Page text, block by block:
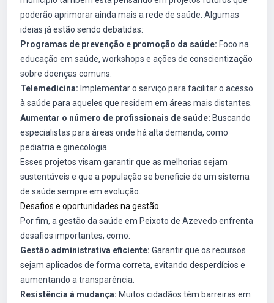
poderão aprimorar ainda mais a rede de saúde. Algumas
ideias já estão sendo debatidas:
Programas de prevenção e promoção da saúde: Foco na
educação em saúde, workshops e ações de conscientização
sobre doenças comuns.
Telemedicina: Implementar o serviço para facilitar o acesso
à saúde para aqueles que residem em áreas mais distantes.
Aumentar o número de profissionais de saúde: Buscando
especialistas para áreas onde há alta demanda, como
pediatria e ginecologia.
Esses projetos visam garantir que as melhorias sejam
sustentáveis e que a população se beneficie de um sistema
de saúde sempre em evolução.
Desafios e oportunidades na gestão
Por fim, a gestão da saúde em Peixoto de Azevedo enfrenta
desafios importantes, como:
Gestão administrativa eficiente: Garantir que os recursos
sejam aplicados de forma correta, evitando desperdícios e
aumentando a transparência.
Resistência à mudança: Muitos cidadãos têm barreiras em